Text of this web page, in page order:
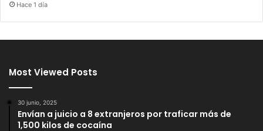
Hace 1 día
Most Viewed Posts
30 junio, 2025
Envían a juicio a 8 extranjeros por traficar más de
1,500 kilos de cocaína